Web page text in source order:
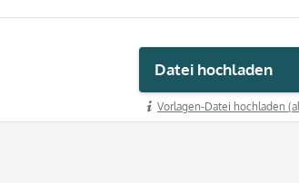
Datei hochladen
Vorlagen-Datei hochladen